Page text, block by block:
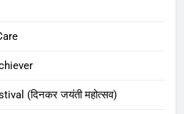
(दिनकर जयंती महोत्सव)